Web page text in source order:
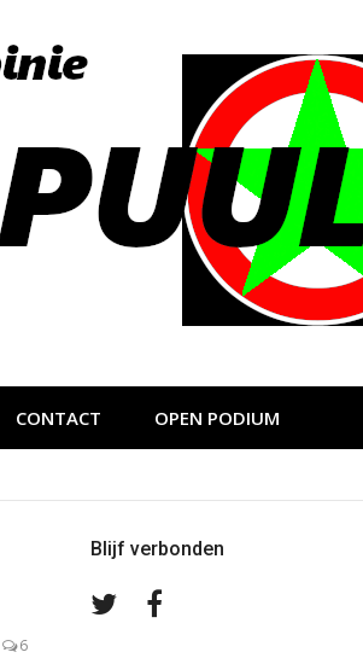
CONTACT OPEN PODIUM
6
Blijf verbonden
Volg